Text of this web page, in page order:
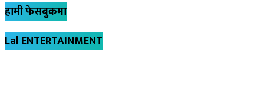
हामी फेसबुकमा
Lal ENTERTAINMENT